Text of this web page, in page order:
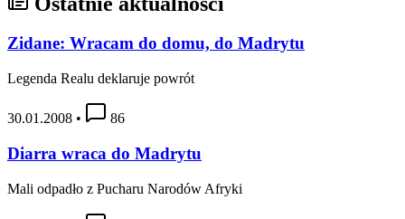
Zidane: Wracam do domu, do Madrytu
Legenda Realu deklaruje powrót
30.01.2008 • 86
Diarra wraca do Madrytu
Mali odpadło z Pucharu Narodów Afryki